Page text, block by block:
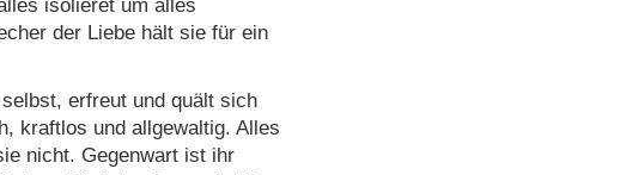
isolieret um alles
der Liebe hält sie für ein
erfreut und quält sich
kraftlos und allgewaltig. Alles
nicht. Gegenwart ist ihr